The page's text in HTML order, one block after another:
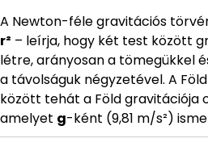
A Newton-féle gravitációs
r² – leírja, hogy két test között
létre, arányosan a tömegükkel
a távolságuk négyzetével. A
között tehát a Föld gravitációja
amelyet g-ként (9,81 m/s²)